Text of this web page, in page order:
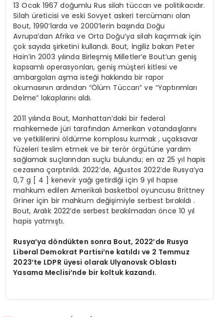
13 Ocak 1967 doğumlu Rus silah tüccarı ve politikacıdır.
Silah üreticisi ve eski Sovyet askeri tercümanı olan
Bout, 1990’larda ve 2000’lerin başında Doğu
Avrupa’dan Afrika ve Orta Doğu’ya silah kaçırmak için
çok sayıda şirketini kullandı. Bout, İngiliz bakan Peter
Hain’in 2003 yılında Birleşmiş Milletler’e Bout’un geniş
kapsamlı operasyonları, geniş müşteri kitlesi ve
ambargoları aşma isteği hakkında bir rapor
okumasının ardından “Ölüm Tüccarı” ve “Yaptırımları
Delme” lakaplarını aldı.
2011 yılında Bout, Manhattan’daki bir federal
mahkemede jüri tarafından Amerikan vatandaşlarını
ve yetkililerini öldürme komplosu kurmak , uçaksavar
füzeleri teslim etmek ve bir terör örgütüne yardım
sağlamak suçlarından suçlu bulundu; en az 25 yıl hapis
cezasına çarptırıldı. 2022’de, Ağustos 2022’de Rusya’ya
0,7 g [ 4 ] kenevir yağı getirdiği için 9 yıl hapse
mahkum edilen Amerikalı basketbol oyuncusu Brittney
Griner için bir mahkum değişimiyle serbest bırakıldı .
Bout, Aralık 2022’de serbest bırakılmadan önce 10 yıl
hapis yatmıştı.
Rusya’ya döndükten sonra Bout, 2022’de Rusya
Liberal Demokrat Partisi’ne katıldı ve 2 Temmuz
2023’te LDPR üyesi olarak Ulyanovsk Oblastı
Yasama Meclisi’nde bir koltuk kazandı.